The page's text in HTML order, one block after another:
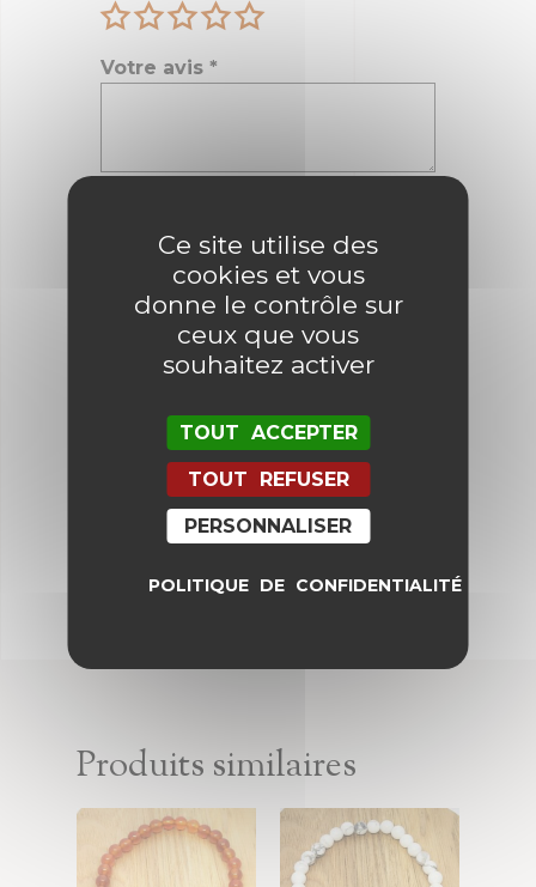
Votre avis *
E-mail*
Enregistrer mon nom, mon e-mail
et mon site dans le navigateur
pour mon prochain commentaire.
Produits similaires
Ce site utilise des
cookies et vous
donne le contrôle sur
ceux que vous
souhaitez activer
TOUT ACCEPTER
TOUT REFUSER
PERSONNALISER
POLITIQUE DE CONFIDENTIALITÉ